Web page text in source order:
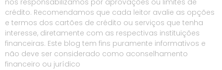
nos responsabilizamos por aprovações ou limites de
crédito. Recomendamos que cada leitor avalie as opções
e termos dos cartões de crédito ou serviços que tenha
interesse, diretamente com as respectivas instituições
financeiras. Este blog tem fins puramente informativos e
não deve ser considerado como aconselhamento
financeiro ou jurídico